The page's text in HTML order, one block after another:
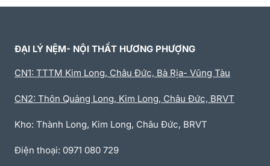
ĐẠI LÝ NỆM- NỘI THẤT HƯƠNG PHƯỢNG
CN1: TTTM Kim Long, Châu Đức, Bà Rịa- Vũng Tàu
CN2: Thôn Quảng Long, Kim Long, Châu Đức, BRVT
Kho: Thành Long, Kim Long, Châu Đức, BRVT
Điện thoại: 0971 080 729